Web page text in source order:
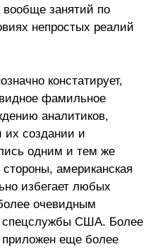
вообще занятий по
непростых реалий
констатирует,
фамильное
аналитиков,
их создании и
одним и тем же
американская
избегает любых
очевидным
спецслужбы США. Более
приложен еще более